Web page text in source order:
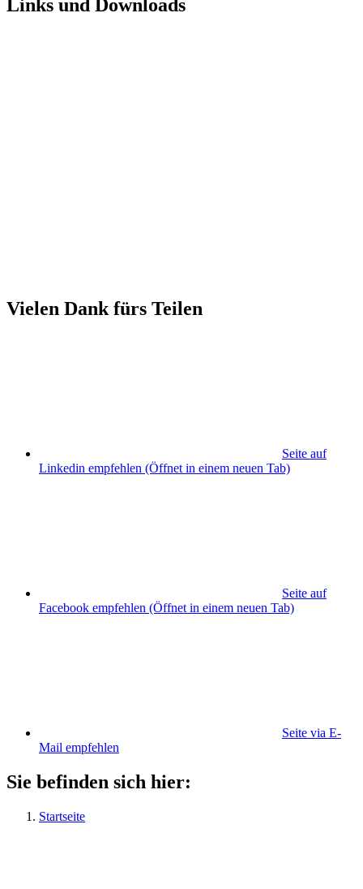
Links und Downloads
Vielen Dank fürs Teilen
Seite auf
Linkedin empfehlen (Öffnet in einem neuen Tab)
Seite auf
Facebook empfehlen (Öffnet in einem neuen Tab)
Seite via E-
Mail empfehlen
Sie befinden sich hier:
Startseite